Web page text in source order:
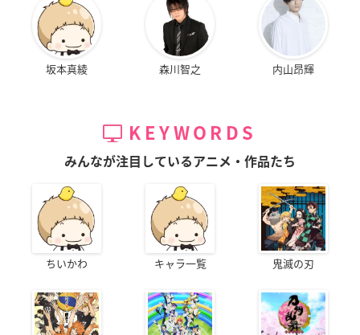
坂本真綾 森川智之 内山昂輝
KEYWORDS
みんなが注目しているアニメ・作品たち
ちいかわ キャラ一覧 鬼滅の刃